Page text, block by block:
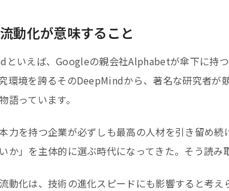
動化が意味すること
といえば、Googleの親会社Alphabetが傘下に持
環境を誇るそのDeepMindから、著名な研究者が
語っています。
力を持つ企業が必ずしも最高の人材を引き留め
か」を主体的に選ぶ時代になってきた。そう読み
動化は、技術の進化スピードにも影響すると考